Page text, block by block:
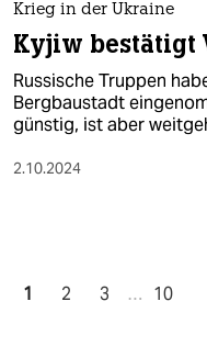
Krieg in der Ukraine
Kyjiw bestätigt
Russische Truppen
Bergbaustadt
günstig, ist aber
2.10.2024
1 2 3 … 10